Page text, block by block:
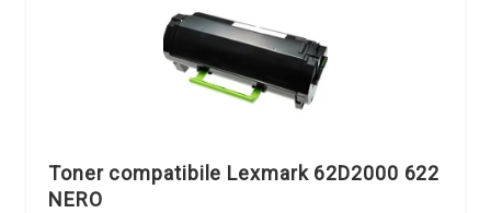
Toner compatibile Lexmark 62D2000 622
NERO